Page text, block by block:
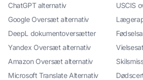
ChatGPT alternativ
Google Oversæt alternativ
DeepL dokumentoversætter
Yandex Oversæt alternativ
Amazon Oversæt alternativ
Microsoft Translate Alternativ
USCIS